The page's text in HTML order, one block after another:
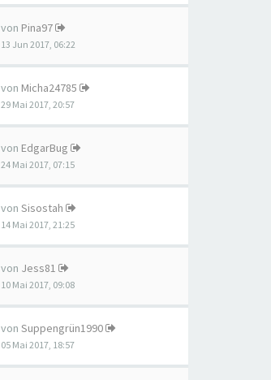
von Pina97
13 Jun 2017, 06:22
von Micha24785
29 Mai 2017, 20:57
von EdgarBug
24 Mai 2017, 07:15
von Sisostah
14 Mai 2017, 21:25
von Jess81
10 Mai 2017, 09:08
von Suppengrün1990
05 Mai 2017, 18:57